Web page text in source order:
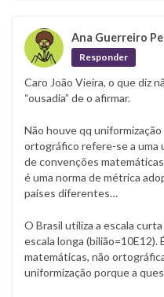
Ana Guerreiro
Responder
Caro João Vieira, o que diz
“ousadia” de o afirmar.
Não houve qq
ortográfico refere-se a uma
de convenções
é uma norma de métrica
países diferentes…
O Brasil utiliza a escala
escala longa (bilião=10E12).
matemáticas, não
uniformização porque a